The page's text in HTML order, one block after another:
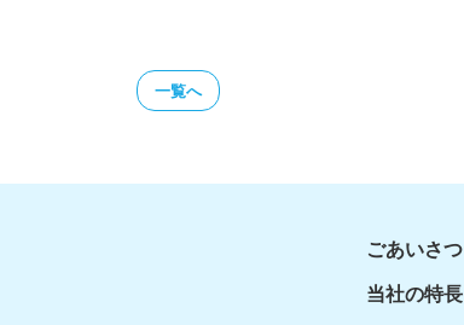
一覧へ
ごあいさつ
当社の特長